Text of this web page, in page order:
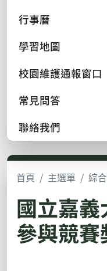
行事曆
學習地圖
校園維護通報窗口
常見問答
聯絡我們
首頁 主選單 綜
國立嘉
參與競